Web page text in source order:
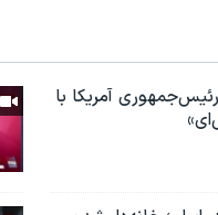
آمریکا با